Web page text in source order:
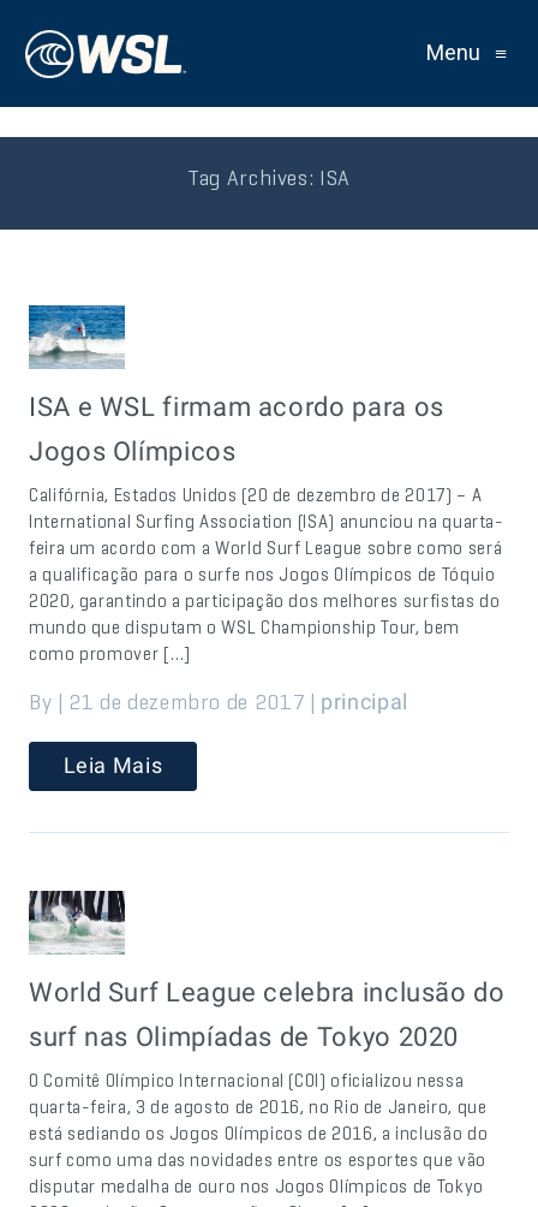
Menu ≡
Tag Archives: ISA
ISA e WSL firmam acordo para os
Jogos Olímpicos
Califórnia, Estados Unidos (20 de dezembro de 2017) – A
International Surfing Association (ISA) anunciou na quarta-
feira um acordo com a World Surf League sobre como será
a qualificação para o surfe nos Jogos Olímpicos de Tóquio
2020, garantindo a participação dos melhores surfistas do
mundo que disputam o WSL Championship Tour, bem
como promover […]
By | 21 de dezembro de 2017 | principal
Leia Mais
World Surf League celebra inclusão do
surf nas Olimpíadas de Tokyo 2020
O Comitê Olímpico Internacional (COI) oficializou nessa
quarta-feira, 3 de agosto de 2016, no Rio de Janeiro, que
está sediando os Jogos Olímpicos de 2016, a inclusão do
surf como uma das novidades entre os esportes que vão
disputar medalha de ouro nos Jogos Olímpicos de Tokyo